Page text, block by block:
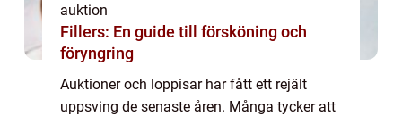
auktion
Fillers: En guide till försköning och
föryngring
Auktioner och loppisar har fått ett rejält
uppsving de senaste åren. Många tycker att